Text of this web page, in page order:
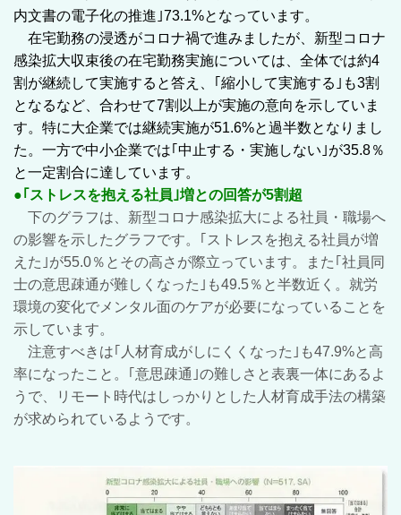
内文書の電子化の推進｣73.1%となっています。
在宅勤務の浸透がコロナ禍で進みましたが、新型コロナ
感染拡大収束後の在宅勤務実施については、全体では約4
割が継続して実施すると答え、｢縮小して実施する｣も3割
となるなど、合わせて7割以上が実施の意向を示していま
す。特に大企業では継続実施が51.6%と過半数となりまし
た。一方で中小企業では｢中止する・実施しない｣が35.8％
と一定割合に達しています。
●｢ストレスを抱える社員｣増との回答が5割超
下のグラフは、新型コロナ感染拡大による社員・職場へ
の影響を示したグラフです。｢ストレスを抱える社員が増
えた｣が55.0％とその高さが際立っています。また｢社員同
士の意思疎通が難しくなった｣も49.5％と半数近く。就労
環境の変化でメンタル面のケアが必要になっていることを
示しています。
注意すべきは｢人材育成がしにくくなった｣も47.9%と高
率になったこと。｢意思疎通｣の難しさと表裏一体にあるよ
うで、リモート時代はしっかりとした人材育成手法の構築
が求められているようです。